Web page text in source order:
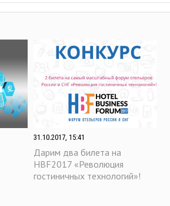
31.10.2017, 15:41
Дарим два билета на
HBF2017 «Революция
гостиничных технологий»!